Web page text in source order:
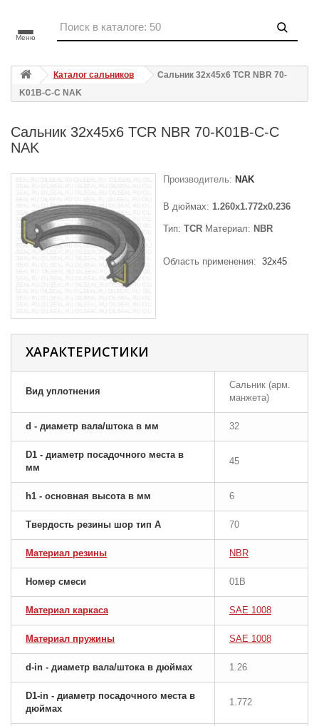
Меню
Каталог сальников
Сальник 32x45x6 TCR NBR 70-
K01B-C-C NAK
Сальник 32x45x6 TCR NBR 70-K01B-C-C
NAK
Производитель: NAK
В дюймах: 1.260x1.772x0.236
Тип: TCR Материал: NBR
Область применения: 32x45
ХАРАКТЕРИСТИКИ
Вид уплотнения
Сальник (арм.
манжета)
d - диаметр вала/штока в мм 32
D1 - диаметр посадочного места в
мм
45
h1 - основная высота в мм 6
Твердость резины шор тип A 70
Материал резины NBR
Номер смеси 01B
Материал каркаса SAE 1008
Материал пружины SAE 1008
d-in - диаметр вала/штока в дюймах 1.26
D1-in - диаметр посадочного места в
дюймах
1.772